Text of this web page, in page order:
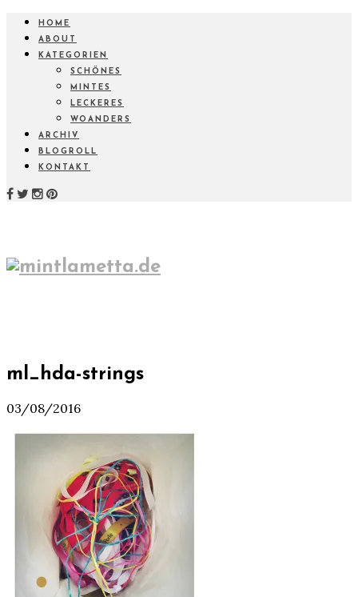
HOME
ABOUT
KATEGORIEN
SCHÖNES
MINTES
LECKERES
WOANDERS
ARCHIV
BLOGROLL
KONTAKT
ml_hda-strings
03/08/2016